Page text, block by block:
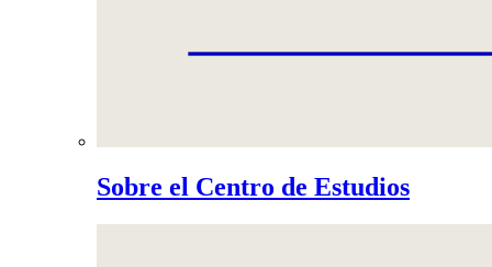
Sobre el Centro de Estudios